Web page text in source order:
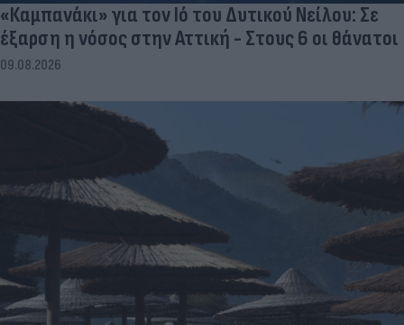
«Καμπανάκι» για τον Ιό του Δυτικού Νείλου: Σε
έξαρση η νόσος στην Αττική - Στους 6 οι θάνατοι
09.08.2026